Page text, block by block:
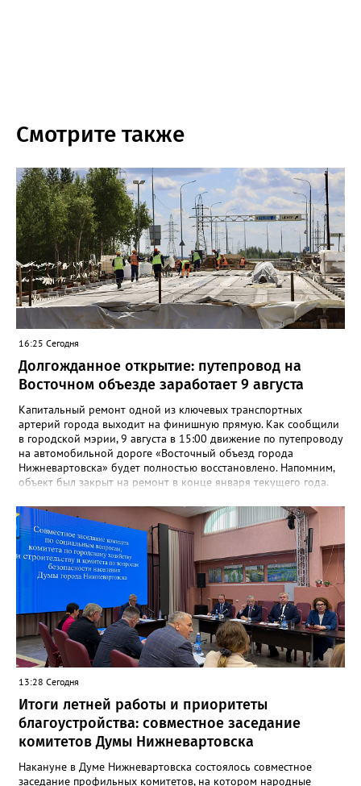
Смотрите также
16:25 Сегодня
Долгожданное открытие: путепровод на
Восточном объезде заработает 9 августа
Капитальный ремонт одной из ключевых транспортных
артерий города выходит на финишную прямую. Как сообщили
в городской мэрии, 9 августа в 15:00 движение по путепроводу
на автомобильной дороге «Восточный объезд города
Нижневартовска» будет полностью восстановлено. Напомним,
объект был закрыт на ремонт в конце января текущего года.
августа в 15 часов возобновится движение транспортных
средств по путепроводу на автомобильной дороге «Восточный
объезд города Нижневартовска»»,- сказано в сообщении.
Путепровод на Восточном объезде — важнейшая транспортная
артерия, соединяющая Нижневартовск с региональной
трассой. Он пропускает значительный поток транспорта и
связывает город с другими муниципалитетами округа и
Томской областью. После открытия движение по восточному
направлению серьёзно разгрузится. Водителей просят
соблюдать правила дорожного движения и быть
внимательными за рулём.
13:28 Сегодня
Итоги летней работы и приоритеты
благоустройства: совместное заседание
комитетов Думы Нижневартовска
Накануне в Думе Нижневартовска состоялось совместное
заседание профильных комитетов, на котором народные